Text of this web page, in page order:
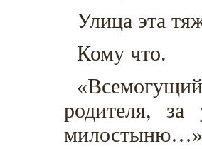
Улица эта
Кому что.
родителя,
милостыню…»